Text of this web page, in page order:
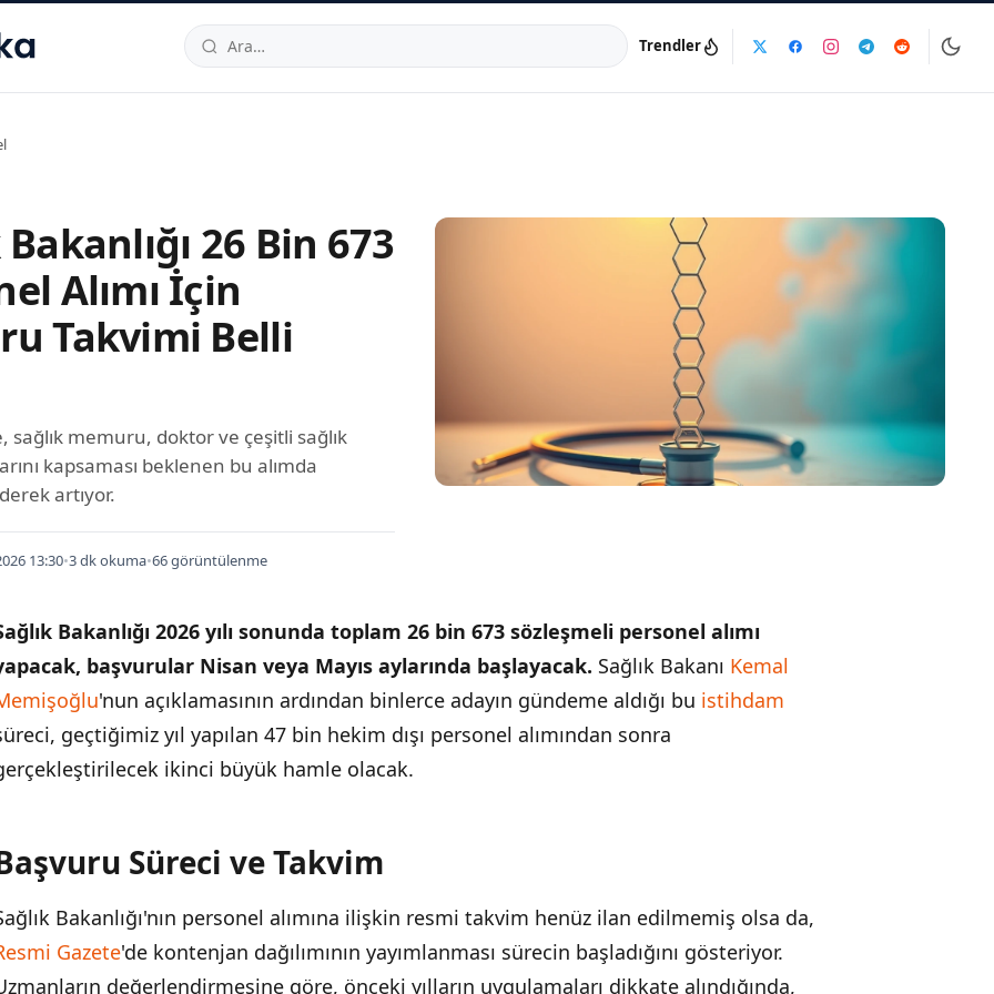
34520TRTelefon:0850 444 30 49E-posta:info@dijinika.net
Trendler
Bakanlığı 26 Bin 673
Alımı İçin
Takvimi Belli
sağlık memuru, doktor ve çeşitli sağlık
kapsaması beklenen bu alımda
artıyor.
13:30•3 dk okuma•66 görüntülenme
Bakanlığı 2026 yılı sonunda toplam 26 bin 673 sözleşmeli personel alımı
başvurular Nisan veya Mayıs aylarında başlayacak. Sağlık Bakanı Kemal
'nun açıklamasının ardından binlerce adayın gündeme aldığı bu istihdam
geçtiğimiz yıl yapılan 47 bin hekim dışı personel alımından sonra
ikinci büyük hamle olacak.
İÇINDEKILER ›
Başvuru Süreci ve Takvim
Süreci ve Takvim
Bakanlığı'nın personel alımına ilişkin resmi takvim henüz ilan edilmemiş olsa da,
Gazete'de kontenjan dağılımının yayımlanması sürecin başladığını gösteriyor.
değerlendirmesine göre, önceki yılların uygulamaları dikkate alındığında,